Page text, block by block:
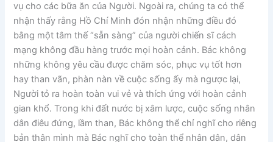
vụ cho các bữa ăn của Người. Ngoài ra, chúng ta có thể
nhận thấy rằng Hồ Chí Minh đón nhận những điều đó
bằng một tâm thế “sẵn sàng” của người chiến sĩ cách
mạng không đầu hàng trước mọi hoàn cảnh. Bác không
những không yêu cầu được chăm sóc, phục vụ tốt hơn
hay than vãn, phàn nàn về cuộc sống ấy mà ngược lại,
Người tỏ ra hoàn toàn vui vẻ và thích ứng với hoàn cảnh
gian khổ. Trong khi đất nước bị xâm lược, cuộc sống nhân
dân điêu đứng, lầm than, Bác không thể chỉ nghĩ cho riêng
bản thân mình mà Bác nghĩ cho toàn thể nhân dân, dân